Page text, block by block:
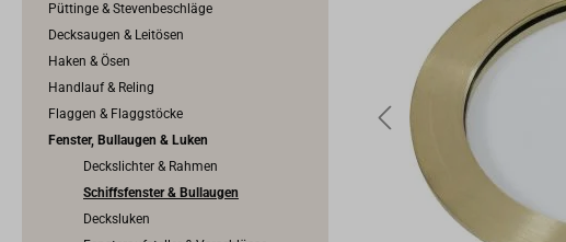
Püttinge & Stevenbeschläge
Decksaugen & Leitösen
Haken & Ösen
Handlauf & Reling
Flaggen & Flaggstöcke
Fenster, Bullaugen & Luken
Deckslichter & Rahmen
Schiffsfenster & Bullaugen
Decksluken